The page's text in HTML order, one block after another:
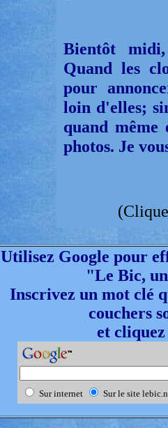
Bientôt
Quand les
pour
loin d'elles;
quand même
photos. Je
Utilisez Google pour
"Le Bic,
Inscrivez un mot clé
couchers
et
Sur internet Sur le site